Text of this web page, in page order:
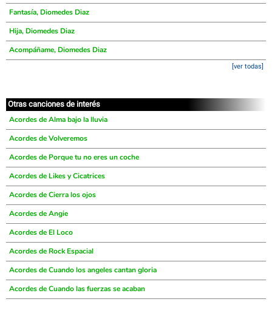
Fantasía, Diomedes Diaz
Hija, Diomedes Diaz
Acompáñame, Diomedes Diaz
[ver todas]
Otras canciones de interés
Acordes de Alma bajo la lluvia
Acordes de Volveremos
Acordes de Porque tu no eres un coche
Acordes de Likes y Cicatrices
Acordes de Cierra los ojos
Acordes de Angie
Acordes de El Loco
Acordes de Rock Espacial
Acordes de Cuando los angeles cantan gloria
Acordes de Cuando las fuerzas se acaban